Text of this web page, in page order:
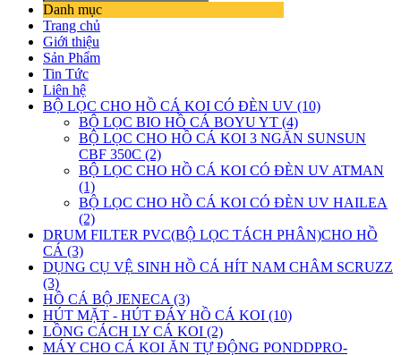
Danh mục
Trang chủ
Giới thiệu
Sản Phẩm
Tin Tức
Liên hệ
BỘ LỌC CHO HỒ CÁ KOI CÓ ĐÈN UV (10)
BỘ LỌC BIO HỒ CÁ BOYU YT (4)
BỘ LỌC CHO HỒ CÁ KOI 3 NGĂN SUNSUN
CBF 350C (2)
BỘ LỌC CHO HỒ CÁ KOI CÓ ĐÈN UV ATMAN
(1)
BỘ LỌC CHO HỒ CÁ KOI CÓ ĐÈN UV HAILEA
(2)
DRUM FILTER PVC(BỘ LỌC TÁCH PHÂN)CHO HỒ
CÁ (3)
DỤNG CỤ VỆ SINH HỒ CÁ HÍT NAM CHÂM SCRUZZ
(3)
HỒ CÁ BỘ JENECA (3)
HÚT MẶT - HÚT ĐÁY HỒ CÁ KOI (10)
LỒNG CÁCH LY CÁ KOI (2)
MÁY CHO CÁ KOI ĂN TỰ ĐỘNG PONDDPRO-